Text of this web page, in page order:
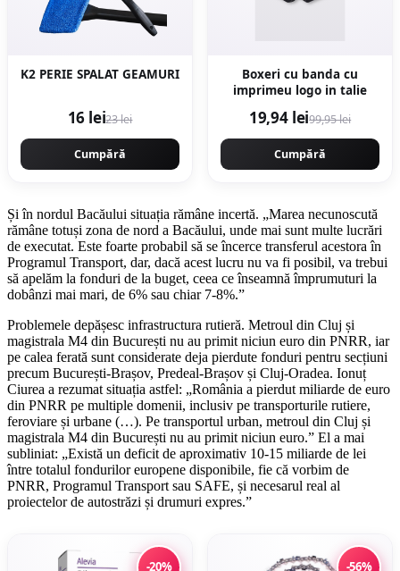
K2 PERIE SPALAT GEAMURI
16 lei23 lei
Cumpără
Boxeri cu banda cu
imprimeu logo in talie
19,94 lei99,95 lei
Cumpără
Și în nordul Bacăului situația rămâne incertă. „Marea necunoscută
rămâne totuși zona de nord a Bacăului, unde mai sunt multe lucrări
de executat. Este foarte probabil să se încerce transferul acestora în
Programul Transport, dar, dacă acest lucru nu va fi posibil, va trebui
să apelăm la fonduri de la buget, ceea ce înseamnă împrumuturi la
dobânzi mai mari, de 6% sau chiar 7-8%.”
Problemele depășesc infrastructura rutieră. Metroul din Cluj și
magistrala M4 din București nu au primit niciun euro din PNRR, iar
pe calea ferată sunt considerate deja pierdute fonduri pentru secțiuni
precum București-Brașov, Predeal-Brașov și Cluj-Oradea. Ionuț
Ciurea a rezumat situația astfel: „România a pierdut miliarde de euro
din PNRR pe multiple domenii, inclusiv pe transporturile rutiere,
feroviare și urbane (…). Pe transportul urban, metroul din Cluj și
magistrala M4 din București nu au primit niciun euro.” El a mai
subliniat: „Există un deficit de aproximativ 10-15 miliarde de lei
între totalul fondurilor europene disponibile, fie că vorbim de
PNRR, Programul Transport sau SAFE, și necesarul real al
proiectelor de autostrăzi și drumuri expres.”
-20% -56%